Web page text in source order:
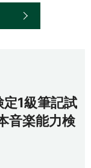
1級筆記試
音楽能力検